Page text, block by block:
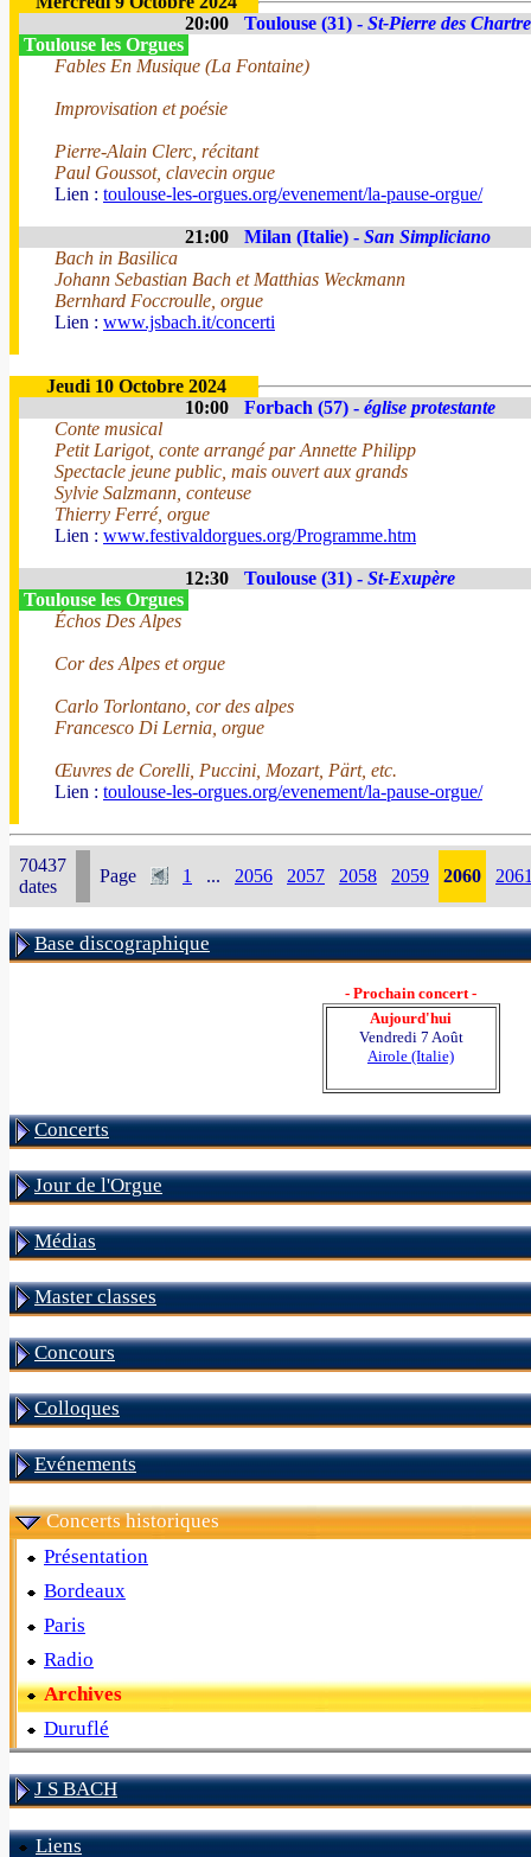
20:00
Toulouse (31) - St-Pierre des
Toulouse les Orgues
Fables En Musique (La Fontaine)
Improvisation et poésie
Pierre-Alain Clerc, récitant
Paul Goussot, clavecin orgue
Lien : toulouse-les-orgues.org/evenement/la-pause-orgue/
21:00 Milan (Italie) - San Simpliciano
Bach in Basilica
Johann Sebastian Bach et Matthias Weckmann
Bernhard Foccroulle, orgue
Lien : www.jsbach.it/concerti
Jeudi 10 Octobre 2024
10:00
Forbach (57) - église protestante
Conte musical
Petit Larigot, conte arrangé par Annette Philipp
Spectacle jeune public, mais ouvert aux grands
Sylvie Salzmann, conteuse
Thierry Ferré, orgue
Lien : www.festivaldorgues.org/Programme.htm
12:30 Toulouse (31) - St-Exupère
Toulouse les Orgues
Échos Des Alpes
Cor des Alpes et orgue
Carlo Torlontano, cor des alpes
Francesco Di Lernia, orgue
Œuvres de Corelli, Puccini, Mozart, Pärt, etc.
Lien : toulouse-les-orgues.org/evenement/la-pause-orgue/
70437
dates
Page 1 ... 2056 2057 2058 2059 2060
Base discographique
- Prochain concert -
Aujourd'hui
Vendredi 7 Août
Airole (Italie)
Concerts
Jour de l'Orgue
Médias
Master classes
Concours
Colloques
Evénements
Concerts historiques
Présentation
Bordeaux
Paris
Radio
Archives
Duruflé
J S BACH
Liens